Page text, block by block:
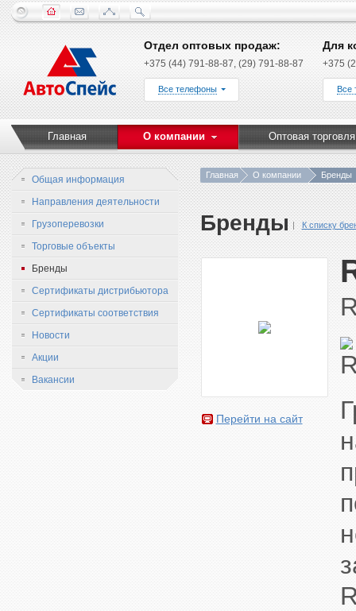
Отдел оптовых продаж:
+375 (44) 791-88-87, (29) 791-88-87
Все телефоны
Для
+375
Все
Главная О компании Оптовая торговля
Общая информация
Направления деятельности
Грузоперевозки
Торговые объекты
Бренды
Сертификаты дистрибьютора
Сертификаты соответствия
Новости
Акции
Вакансии
Главная О компании Бренды
Бренды К списку
Перейти на сайт